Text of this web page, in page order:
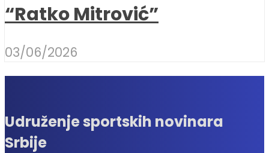
“Ratko Mitrović”
03/06/2026
Udruženje sportskih novinara
Srbije